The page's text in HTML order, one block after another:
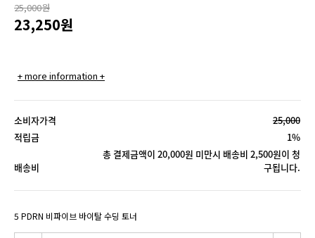
25,000원
23,250원
+ more information +
소비자가격
25,000
적립금
1%
배송비
총 결제금액이 20,000원 미만시 배송비 2,500원이 청
구됩니다.
5 PDRN 비파이브 바이탈 수딩 토너